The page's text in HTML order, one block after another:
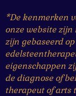
*De kenmerken
onze website zijn
zijn gebaseerd
eigenschappen
de diagnose of
therapeut of arts